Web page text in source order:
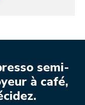
semi-
à café,